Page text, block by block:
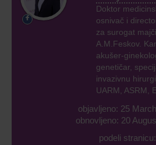
Doktor
osnivač i
za surogat
A.M.Feskov.
akušer-
genetičar,
invazivnu
UARM, ASRM,
objavljeno: 25
obnovljeno: 20
podeli stranicu: